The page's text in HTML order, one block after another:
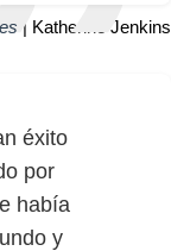
| Katherine Jenkins
éxito
por
había
y